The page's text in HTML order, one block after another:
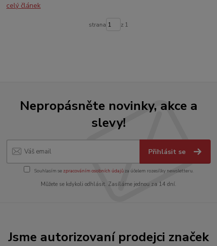
celý článek
strana z 1
Nepropásněte novinky, akce a
slevy!
Přihlásit se
Souhlasím se zpracováním osobních údajůza účelem rozesílky newsletteru.
Můžete se kdykoli odhlásit. Zasíláme jednou za 14 dní.
Jsme autorizovaní prodejci značek